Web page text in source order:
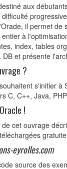
aux
il permet de
à
index, tables
et présente
?
s'initier à
C, C++, Java,
!
cet ouvrage
eyrolles.com
source des